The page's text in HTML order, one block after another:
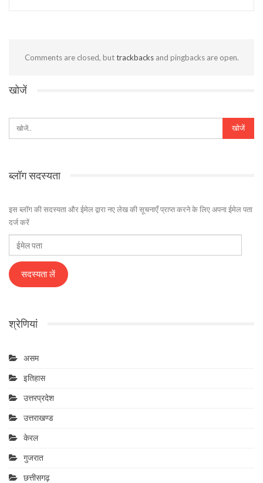
Comments are closed, buttrackbacksand pingbacks are open.
खोजें
ब्लॉग सदस्यता
इस ब्लॉग की सदस्यता और ईमेल द्वारा नए लेख की सूचनाएँ प्राप्त करने के लिए अपना ईमेल पता
दर्ज करें
ईमेल
पता
सदस्यता लें
श्रेणियां
असम
इतिहास
उत्तरप्रदेश
उत्तराखण्ड
केरल
गुजरात
छत्तीसगढ़